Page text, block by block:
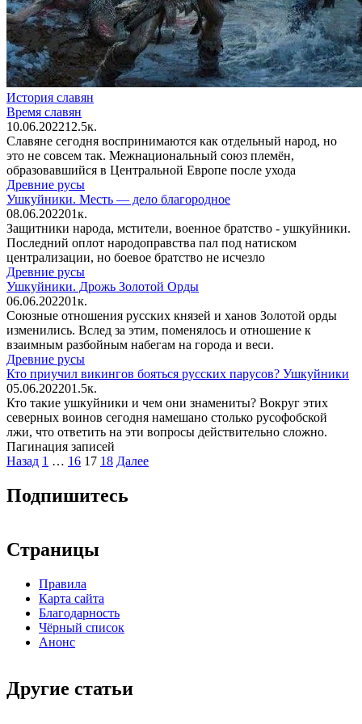
История славян
Время славян
10.06.20221 2.5к.
Славяне сегодня воспринимаются как отдельный народ, но
это не совсем так. Межнациональный союз племён,
образовавшийся в Центральной Европе после ухода
Древние русы
Ушкуйники. Месть — дело благородное
08.06.202201к.
Защитники народа, мстители, военное братство - ушкуйники.
Последний оплот народоправства пал под натиском
централизации, но боевое братство не исчезло
Древние русы
Ушкуйники. Дрожь Золотой Орды
06.06.202201к.
Союзные отношения русских князей и ханов Золотой орды
изменились. Вслед за этим, поменялось и отношение к
взаимным разбойным набегам на города и веси.
Древние русы
Кто приучил викингов бояться русских парусов? Ушкуйники
05.06.202201.5к.
Кто такие ушкуйники и чем они знамениты? Вокруг этих
северных воинов сегодня намешано столько русофобской
лжи, что ответить на эти вопросы действительно сложно.
Пагинация записей
Назад 1 … 16 17 18 Далее
Подпишитесь
Страницы
Правила
Карта сайта
Благодарность
Чёрный список
Анонс
Другие статьи